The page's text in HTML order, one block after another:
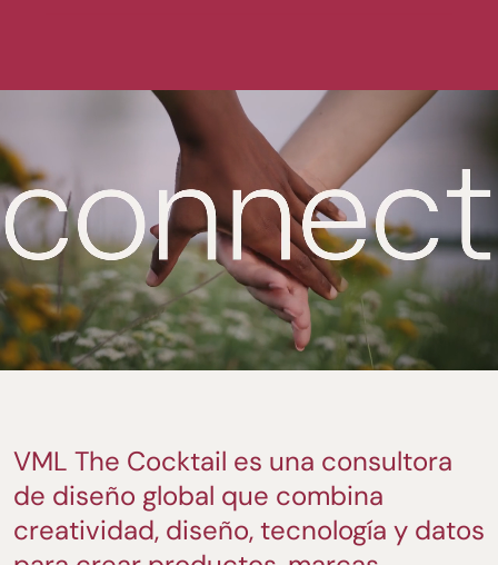
VML The Cocktail es una consultora
de diseño global que combina
creatividad, diseño, tecnología y datos